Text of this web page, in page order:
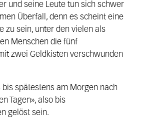
und seine Leute tun sich schwer
Überfall, denn es scheint eine
zu sein, unter den vielen als
Menschen die fünf
zwei Geldkisten verschwunden
bis spätestens am Morgen nach
Tagen», also bis
gelöst sein.